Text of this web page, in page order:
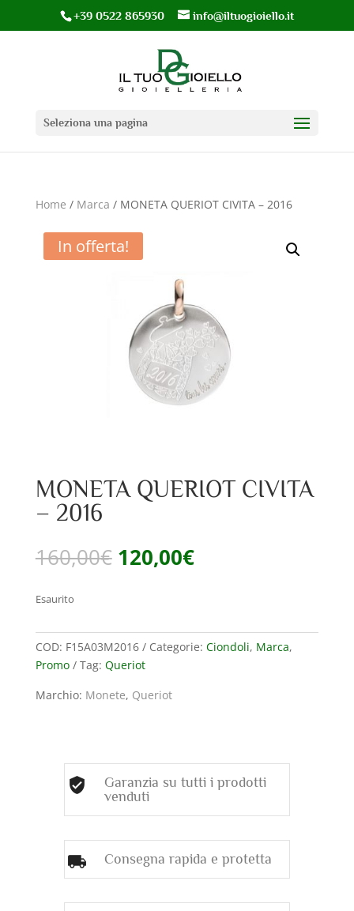
+39 0522 865930 info@iltuogioiello.it
Seleziona una pagina
Home / Marca / MONETA QUERIOT CIVITA – 2016
In offerta!
MONETA QUERIOT CIVITA
– 2016
160,00€ Il
prezzo
160,00€.
120,00€Il
prezzo
120,00€.
Esaurito
COD: F15A03M2016 Categorie: Ciondoli, Marca,
Promo
Tag: Queriot
Marchio: Monete, Queriot
Garanzia su tutti i prodotti
venduti
Consegna rapida e protetta